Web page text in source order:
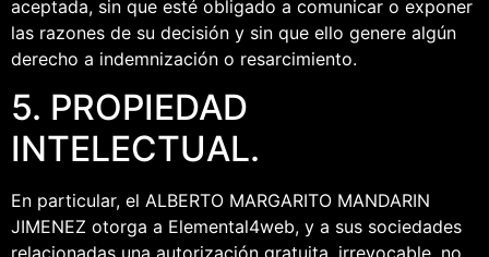
aceptada, sin que esté obligado a comunicar o exponer
las razones de su decisión y sin que ello genere algún
derecho a indemnización o resarcimiento.
5. PROPIEDAD
INTELECTUAL.
En particular, el ALBERTO MARGARITO MANDARIN
JIMENEZ otorga a Elemental4web, y a sus sociedades